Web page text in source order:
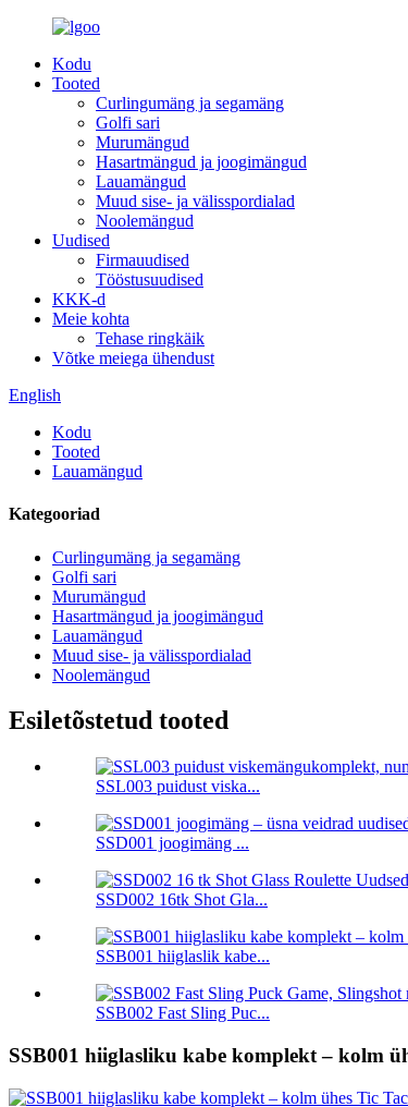
Kodu
Tooted
Curlingumäng ja segamäng
Golfi sari
Murumängud
Hasartmängud ja joogimängud
Lauamängud
Muud sise- ja välisspordialad
Noolemängud
Uudised
Firmauudised
Tööstusuudised
KKK-d
Meie kohta
Tehase ringkäik
Võtke meiega ühendust
English
Kodu
Tooted
Lauamängud
Kategooriad
Curlingumäng ja segamäng
Golfi sari
Murumängud
Hasartmängud ja joogimängud
Lauamängud
Muud sise- ja välisspordialad
Noolemängud
Esiletõstetud tooted
SSL003 puidust viska...
SSD001 joogimäng ...
SSD002 16tk Shot Gla...
SSB001 hiiglaslik kabe...
SSB002 Fast Sling Puc...
SSB001 hiiglasliku kabe komplekt – kolm